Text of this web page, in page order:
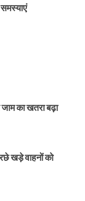
समस्याएं
का खतरा बढ़ा
खड़े वाहनों को